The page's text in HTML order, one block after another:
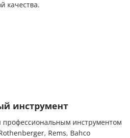
качества.
инструмент
профессиональным инструментом
Rems, Bahco